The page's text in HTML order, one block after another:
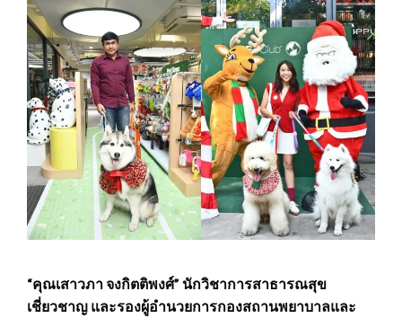
“คุณเสาวภา จงกิตติพงศ์” นักวิชาการสาธารณสุข
เชี่ยวชาญ และรองผู้อำนวยการกองสถานพยาบาลและ